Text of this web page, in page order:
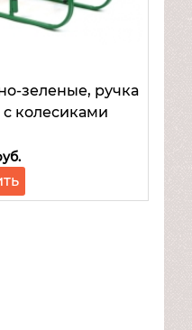
зеленые, ручка
колесиками